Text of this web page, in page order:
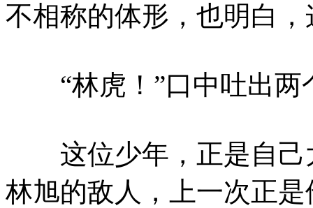
不相称的体形，也明白
“林虎！”口中吐出两
这位少年，正是自己
林旭的敌人，上一次正